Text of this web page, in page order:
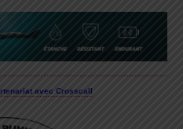
avec Crosscall